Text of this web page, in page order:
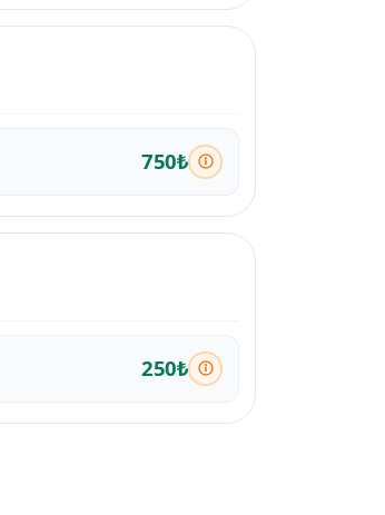
750₺
250₺